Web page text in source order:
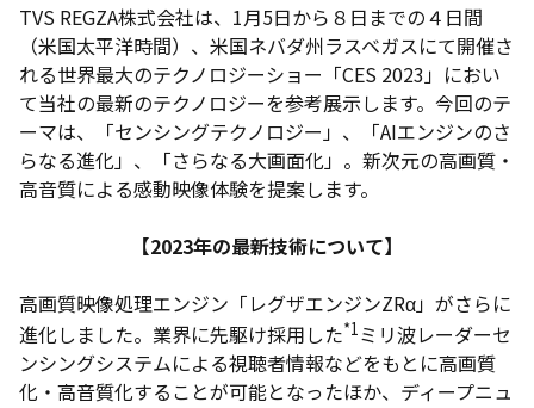
TVS REGZA株式会社は、1月5日から８日までの４日間
（米国太平洋時間）、米国ネバダ州ラスベガスにて開催さ
れる世界最大のテクノロジーショー「CES 2023」におい
て当社の最新のテクノロジーを参考展示します。今回のテ
ーマは、「センシングテクノロジー」、「AIエンジンのさ
らなる進化」、「さらなる大画面化」。新次元の高画質・
高音質による感動映像体験を提案します。
【2023年の最新技術について】
高画質映像処理エンジン「レグザエンジンZRα」がさらに
進化しました。業界に先駆け採用した*1 ミリ波レーダーセ
ンシングシステムによる視聴者情報などをもとに高画質
化・高音質化することが可能となったほか、ディープニュ